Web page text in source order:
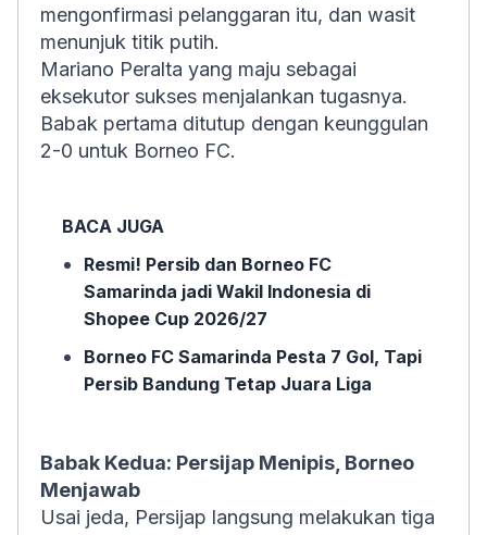
mengonfirmasi pelanggaran itu, dan wasit
menunjuk titik putih.
Mariano Peralta yang maju sebagai
eksekutor sukses menjalankan tugasnya.
Babak pertama ditutup dengan keunggulan
2-0 untuk Borneo FC.
BACA JUGA
Resmi! Persib dan Borneo FC
Samarinda jadi Wakil Indonesia di
Shopee Cup 2026/27
Borneo FC Samarinda Pesta 7 Gol, Tapi
Persib Bandung Tetap Juara Liga
Babak Kedua: Persijap Menipis, Borneo
Menjawab
Usai jeda, Persijap langsung melakukan tiga